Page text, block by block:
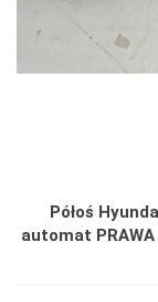
Półoś
automat